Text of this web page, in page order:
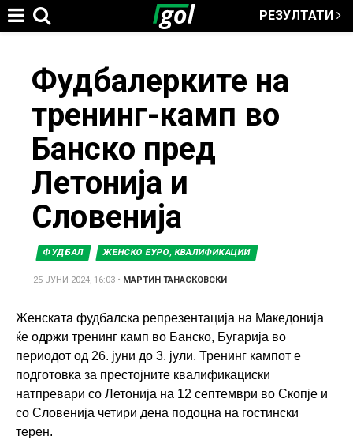
РЕЗУЛТАТИ
Фудбалерките на
тренинг-камп во
Банско пред
Летонија и
Словенија
ФУДБАЛ ЖЕНСКО ЕУРО, КВАЛИФИКАЦИИ
25 ЈУНИ 2024, 16:03 • МАРТИН ТАНАСКОВСКИ
Женската фудбалска репрезентација на Македонија
ќе одржи тренинг камп во Банско, Бугарија во
периодот од 26. јуни до 3. јули. Тренинг кампот е
подготовка за престојните квалификациски
натпревари со Летонија на 12 септември во Скопје и
со Словенија четири дена подоцна на гостински
терен.